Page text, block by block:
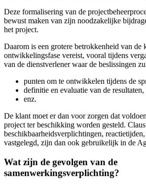
Deze formalisering van de
bewust maken van zijn noodzakelijke
het project.
Daarom is een grotere betrokkenheid van de
ontwikkelingsfase vereist, vooral tijdens
van de dienstverlener waar de beslissingen
punten om te ontwikkelen tijdens de
definitie en evaluatie van de resultaten,
enz.
De klant moet er dan voor zorgen dat
project ter beschikking worden gesteld.
beschikbaarheidsverplichtingen,
vastgelegd, zijn dan ook gebruikelijk in de
Wat zijn de gevolgen van de
samenwerkingsverplichting?